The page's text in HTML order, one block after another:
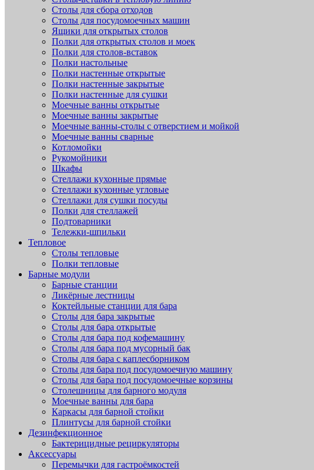
Столы для сбора отходов
Столы для посудомоечных машин
Ящики для открытых столов
Полки для открытых столов и моек
Полки для столов-вставок
Полки настольные
Полки настенные открытые
Полки настенные закрытые
Полки настенные для сушки
Моечные ванны открытые
Моечные ванны закрытые
Моечные ванны-столы с отверстием и мойкой
Моечные ванны сварные
Котломойки
Рукомойники
Шкафы
Стеллажи кухонные прямые
Стеллажи кухонные угловые
Стеллажи для сушки посуды
Полки для стеллажей
Подтоварники
Тележки-шпильки
Тепловое
Столы тепловые
Полки тепловые
Барные модули
Барные станции
Ликёрные лестницы
Коктейльные станции для бара
Столы для бара закрытые
Столы для бара открытые
Столы для бара под кофемашину
Столы для бара под мусорный бак
Столы для бара с каплесборником
Столы для бара под посудомоечную машину
Столы для бара под посудомоечные корзины
Столешницы для барного модуля
Моечные ванны для бара
Каркасы для барной стойки
Плинтусы для барной стойки
Дезинфекционное
Бактерицидные рециркуляторы
Аксессуары
Перемычки для гастроёмкостей